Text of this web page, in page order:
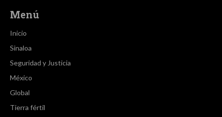
Menú
Inicio
Sinaloa
Seguridad y Justicia
México
Global
Tierra fértil